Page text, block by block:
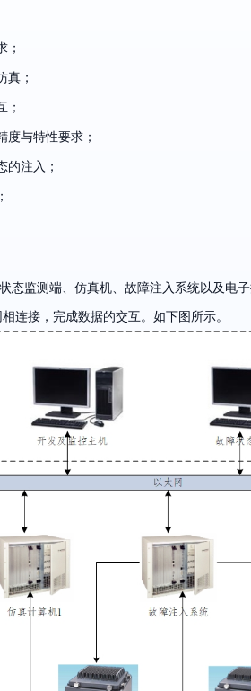
；
真；
；
度与特性要求；
的注入；
态监测端、仿真机、故障注入系统以及电
连接，完成数据的交互。如下图所示。